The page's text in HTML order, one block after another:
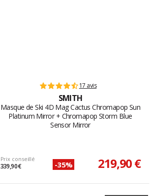
17 avis
SMITH
Masque de Ski 4D Mag Cactus Chromapop Sun
Platinum Mirror + Chromapop Storm Blue
Sensor Mirror
Prix conseillé
339,90 € -35% 219,90 €